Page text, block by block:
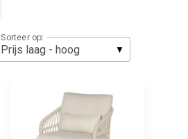
Sorteer op: